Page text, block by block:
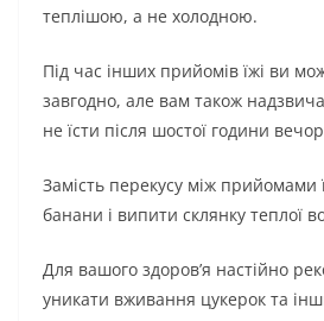
теплішою, а не холодною.
Під час інших прийомів їжі ви
завгодно, але вам також
не їсти після шостої години
Замість перекусу між прийомами
банани і випити склянку теплої
Для вашого здоров’я настійно
уникати вживання цукерок та